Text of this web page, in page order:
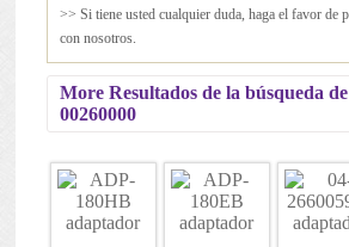
>> Si tiene usted cualquier duda, haga el favor de
con nosotros.
More Resultados de la búsqueda
00260000